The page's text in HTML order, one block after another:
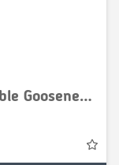
Cozad 44 ton 16-Wheel Removable Gooseneck Lowboy Trailer